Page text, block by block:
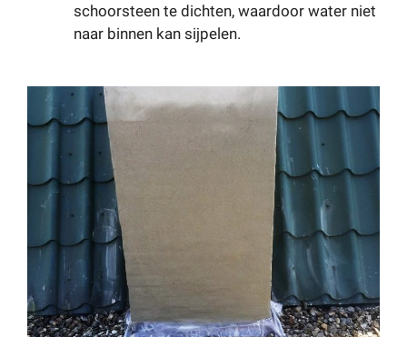
schoorsteen te dichten, waardoor water niet
naar binnen kan sijpelen.